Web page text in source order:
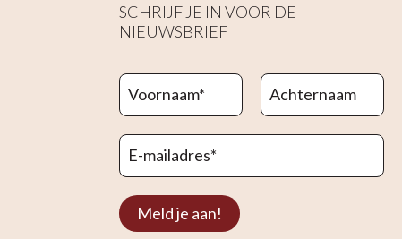
SCHRIJF JE IN VOOR DE
NIEUWSBRIEF
Voornaam* Achternaam
E-mailadres*
Meld je aan!